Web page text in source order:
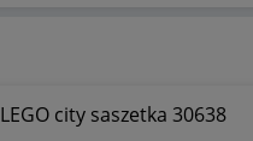
LEGO city saszetka 30638